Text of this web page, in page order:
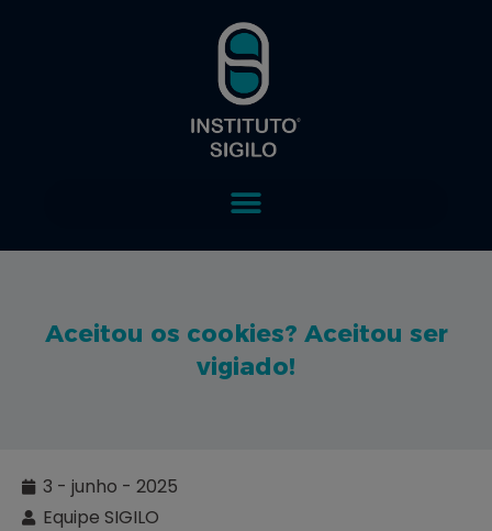
Aceitou os cookies? Aceitou ser
vigiado!
3 - junho - 2025
Equipe SIGILO